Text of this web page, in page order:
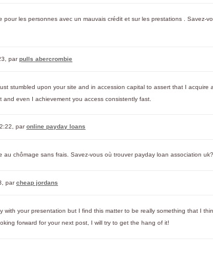
pour les personnes avec un mauvais crédit et sur ​​les prestations . Savez-
parpulls abercrombie
stumbled upon your site and in accession capital to assert that I acquire
and even I achievement you access consistently fast.
paronline payday loans
au chômage sans frais. Savez-vous où trouver payday loan association uk?
parcheap jordans
with your presentation but I find this matter to be really something that I
forward for your next post, I will try to get the hang of it!